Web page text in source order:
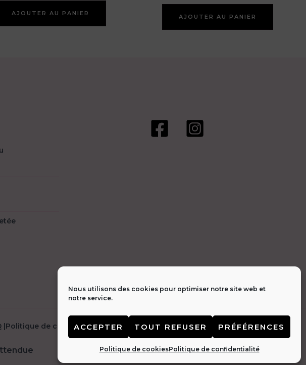
Nous utilisons des cookies pour optimiser notre site web et
notre service.
ACCEPTER TOUT REFUSER PRÉFÉRENCES
Politique de cookiesPolitique de confidentialité
AJOUTER AU PANIER
AJOUTER AU PANIER
|Politique de confidentialité 🔒|Contact 📩